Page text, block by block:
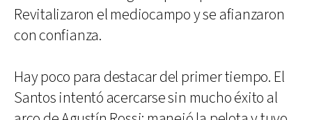
Revitalizaron el mediocampo y se afianzaron
con confianza.
Hay poco para destacar del primer tiempo. El
Santos intentó acercarse sin mucho éxito al